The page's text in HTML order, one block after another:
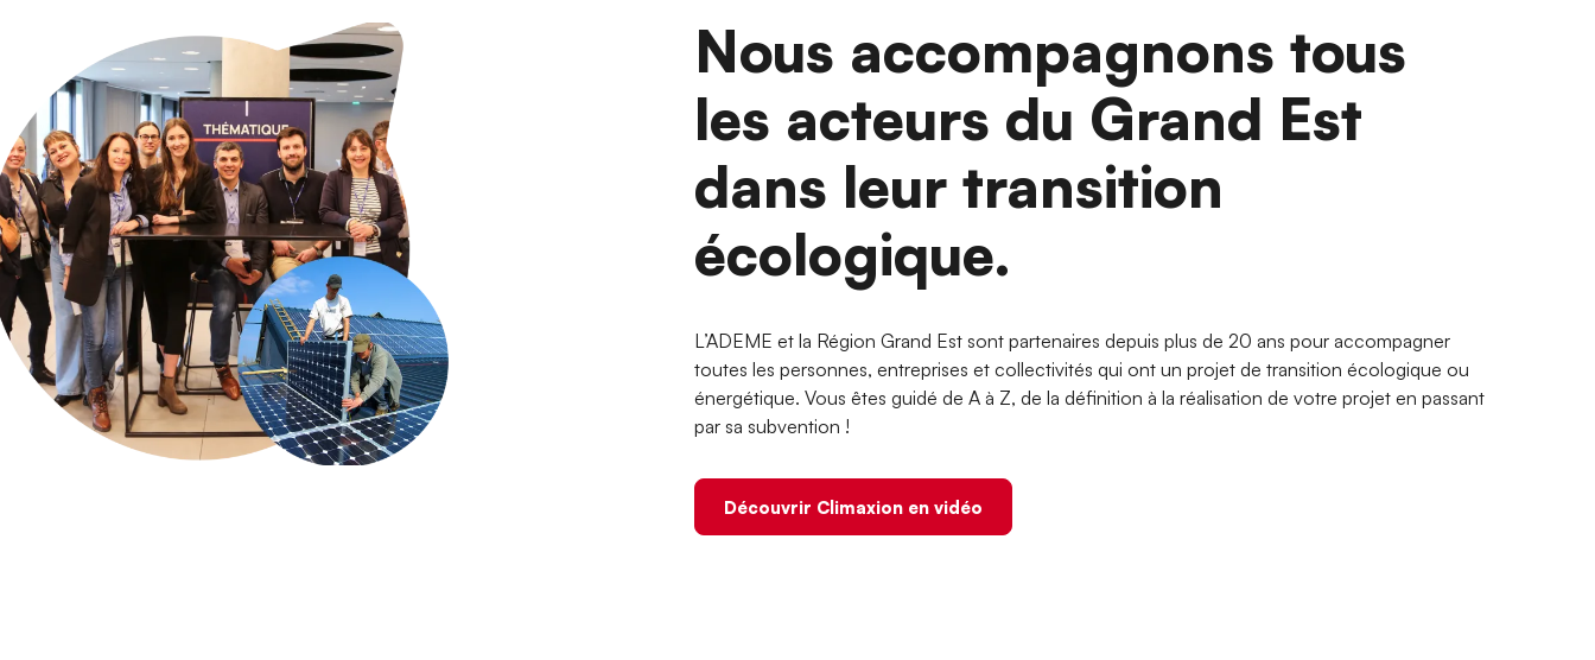
Nous accompagnons tous
les acteurs du Grand Est
dans leur transition
écologique.
L’ADEME et la Région Grand Est sont partenaires depuis plus de 20 ans pour accompagner
toutes les personnes, entreprises et collectivités qui ont un projet de transition écologique ou
énergétique. Vous êtes guidé de A à Z, de la définition à la réalisation de votre projet en passant
par sa subvention !
Découvrir Climaxion en vidéo